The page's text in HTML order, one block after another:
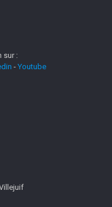
sur :
- Youtube